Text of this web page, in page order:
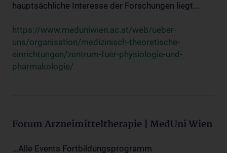
hauptsächliche Interesse der Forschungen liegt...
https://www.meduniwien.ac.at/web/ueber-
uns/organisation/medizinisch-theoretische-
einrichtungen/zentrum-fuer-physiologie-und-
pharmakologie/
Forum Arzneimitteltherapie | MedUni Wien
...Alle Events Fortbildungsprogramm